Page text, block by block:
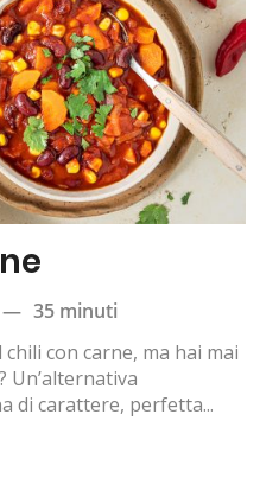
— 35 minuti
con carne, ma hai mai
Un’alternativa
di carattere, perfetta...